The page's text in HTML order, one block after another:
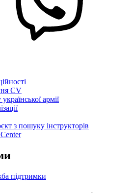
CV
армії
з пошуку інструкторів
підтримки